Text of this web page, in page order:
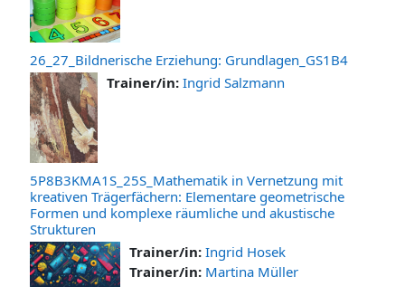
26_27_Bildnerische Erziehung: Grundlagen_GS1B4
Trainer/in: Ingrid Salzmann
5P8B3KMA1S_25S_Mathematik in Vernetzung mit
kreativen Trägerfächern: Elementare geometrische
Formen und komplexe räumliche und akustische
Strukturen
Trainer/in: Ingrid Hosek
Trainer/in: Martina Müller